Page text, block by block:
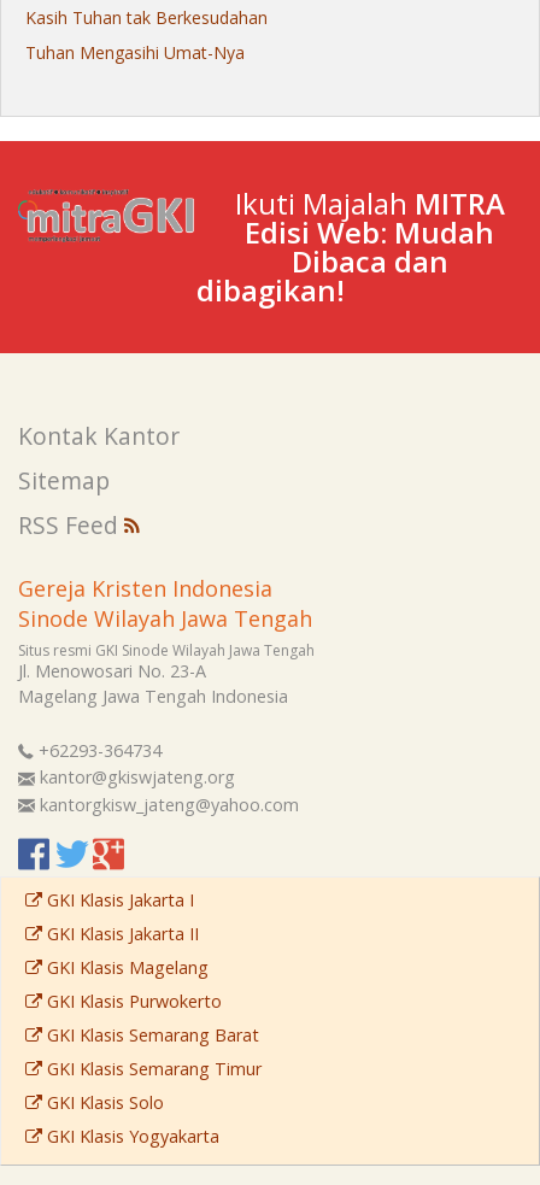
Kasih Tuhan tak Berkesudahan
Tuhan Mengasihi Umat-Nya
Ikuti Majalah MITRA
Edisi Web: Mudah
Dibaca dan
dibagikan!
Kontak Kantor
Sitemap
RSS Feed
Gereja Kristen Indonesia
Sinode Wilayah Jawa Tengah
Situs resmi GKI Sinode Wilayah Jawa Tengah
Jl. Menowosari No. 23-A
Magelang Jawa Tengah Indonesia
+62293-364734
kantor@gkiswjateng.org
kantorgkisw_jateng@yahoo.com
GKI Klasis Jakarta I
GKI Klasis Jakarta II
GKI Klasis Magelang
GKI Klasis Purwokerto
GKI Klasis Semarang Barat
GKI Klasis Semarang Timur
GKI Klasis Solo
GKI Klasis Yogyakarta